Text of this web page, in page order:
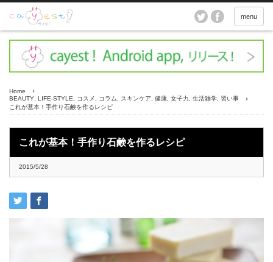
menu
Home
BEAUTY LIFE-STYLE コスメ コラム スキンケア 健康 女子力 生活雑学 習い事
これが基本！手作り石鹸を作るレシピ
これが基本！手作り石鹸を作るレシピ
2015/5/28